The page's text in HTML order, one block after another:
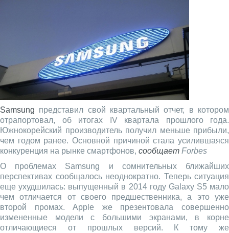
Samsung представил свой квартальный отчет, в котором
отрапортовал, об итогах IV квартала прошлого года.
Южнокорейский производитель получил меньше прибыли,
чем годом ранее. Основной причиной стала усилившаяся
конкуренция на рынке смартфонов, сообщает Forbes
О проблемах Samsung и сомнительных ближайших
перспективах сообщалось неоднократно. Теперь ситуация
еще ухудшилась: выпущенный в 2014 году Galaxy S5 мало
чем отличается от своего предшественника, а это уже
второй промах. Apple же презентовала совершенно
измененные модели с большими экранами, в корне
отличающиеся от прошлых версий. К тому же